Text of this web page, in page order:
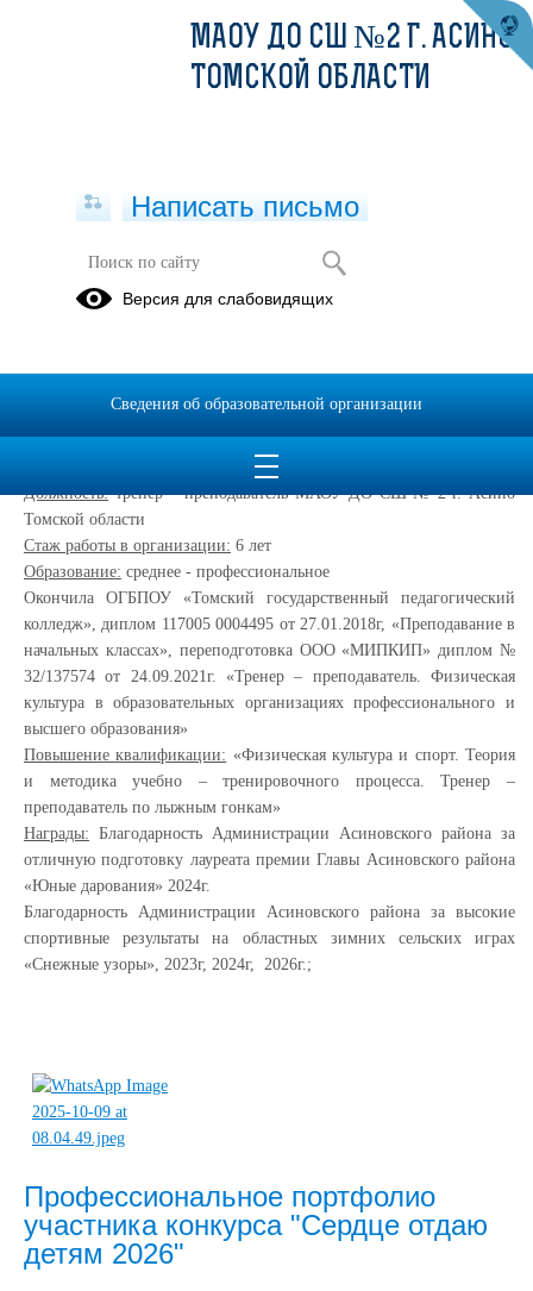
Сердце отдаю детям 2026
Обеднина Светлана Юрьевна
Должность:тренер – преподаватель МАОУ ДО СШ № 2 г. Асино
Томской области
Стаж работы в организации: 6 лет
Образование: среднее - профессиональное
Окончила ОГБПОУ «Томский государственный педагогический
колледж», диплом 117005 0004495 от 27.01.2018г, «Преподавание в
начальных классах», переподготовка ООО «МИПКИП» диплом №
32/137574 от 24.09.2021г. «Тренер – преподаватель. Физическая
культура в образовательных организациях профессионального и
высшего образования»
Повышение квалификации: «Физическая культура и спорт. Теория
и методика учебно – тренировочного процесса. Тренер –
преподаватель по лыжным гонкам»
Награды: Благодарность Администрации Асиновского района за
отличную подготовку лауреата премии Главы Асиновского района
«Юные дарования» 2024г.
Благодарность Администрации Асиновского района за высокие
спортивные результаты на областных зимних сельских играх
«Снежные узоры», 2023г, 2024г, 2026г.;
Профессиональное портфолио
участника конкурса "Сердце отдаю
детям 2026"
МАОУ ДО СШ №2 Г. АСИНО
ТОМСКОЙ ОБЛАСТИ
Написать письмо
Версия для слабовидящих
Сведения об образовательной организации